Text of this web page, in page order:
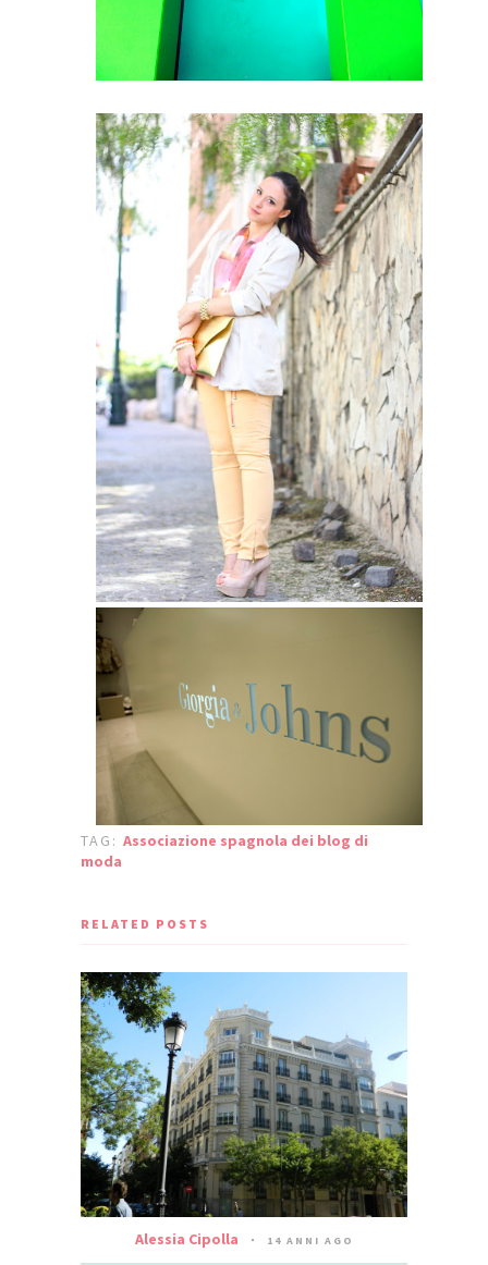
TAG: Associazione spagnola dei blog di
moda
RELATED POSTS
Alessia Cipolla 14 ANNI AGO